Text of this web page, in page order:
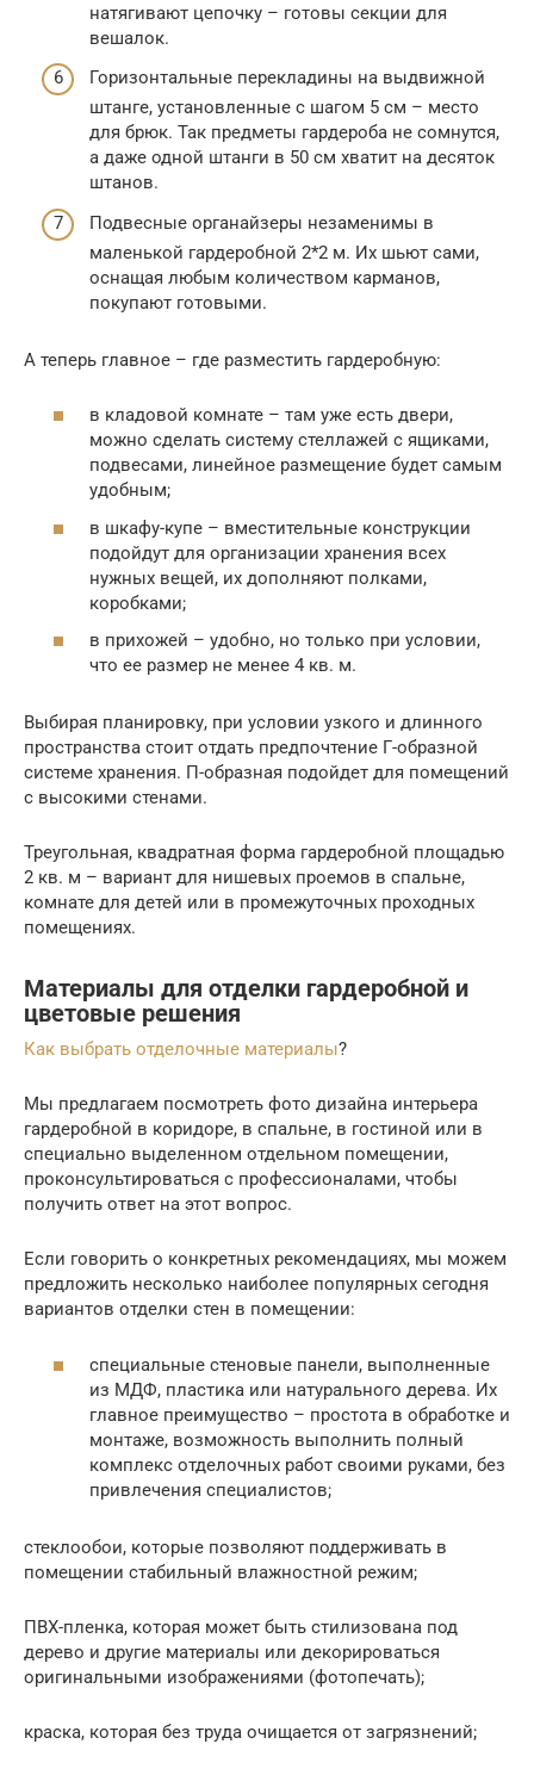
натягивают цепочку – готовы секции для
вешалок.
Горизонтальные перекладины на выдвижной
штанге, установленные с шагом 5 см – место
для брюк. Так предметы гардероба не сомнутся,
а даже одной штанги в 50 см хватит на десяток
штанов.
Подвесные органайзеры незаменимы в
маленькой гардеробной 2*2 м. Их шьют сами,
оснащая любым количеством карманов,
покупают готовыми.
А теперь главное – где разместить гардеробную:
в кладовой комнате – там уже есть двери,
можно сделать систему стеллажей с ящиками,
подвесами, линейное размещение будет самым
удобным;
в шкафу-купе – вместительные конструкции
подойдут для организации хранения всех
нужных вещей, их дополняют полками,
коробками;
в прихожей – удобно, но только при условии,
что ее размер не менее 4 кв. м.
Выбирая планировку, при условии узкого и длинного
пространства стоит отдать предпочтение Г-образной
системе хранения. П-образная подойдет для помещений
с высокими стенами.
Треугольная, квадратная форма гардеробной площадью
2 кв. м – вариант для нишевых проемов в спальне,
комнате для детей или в промежуточных проходных
помещениях.
Материалы для отделки гардеробной и
цветовые решения
Как выбрать отделочные материалы?
Мы предлагаем посмотреть фото дизайна интерьера
гардеробной в коридоре, в спальне, в гостиной или в
специально выделенном отдельном помещении,
проконсультироваться с профессионалами, чтобы
получить ответ на этот вопрос.
Если говорить о конкретных рекомендациях, мы можем
предложить несколько наиболее популярных сегодня
вариантов отделки стен в помещении:
специальные стеновые панели, выполненные
из МДФ, пластика или натурального дерева. Их
главное преимущество – простота в обработке и
монтаже, возможность выполнить полный
комплекс отделочных работ своими руками, без
привлечения специалистов;
стеклообои, которые позволяют поддерживать в
помещении стабильный влажностной режим;
ПВХ-пленка, которая может быть стилизована под
дерево и другие материалы или декорироваться
оригинальными изображениями (фотопечать);
краска, которая без труда очищается от загрязнений;